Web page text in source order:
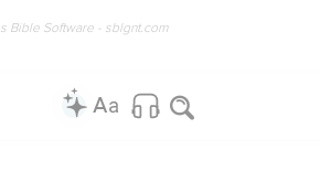
Bible Software - sblgnt.com